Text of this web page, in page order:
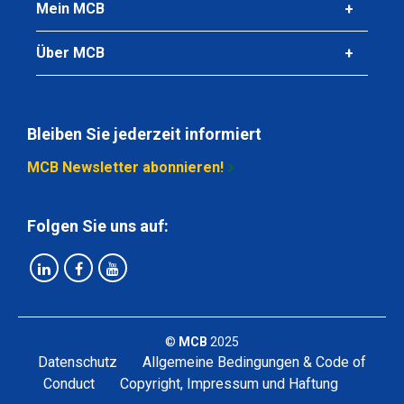
HE-B Träger 1.4301/1.4307 240 HL 6 mtr lasergeschweißt
Wählen Sie
Mein MCB
Über MCB
Bleiben Sie jederzeit informiert
MCB Newsletter abonnieren!
Folgen Sie uns auf:
© MCB 2025
Datenschutz
Allgemeine Bedingungen & Code of
Conduct
Copyright, Impressum und Haftung